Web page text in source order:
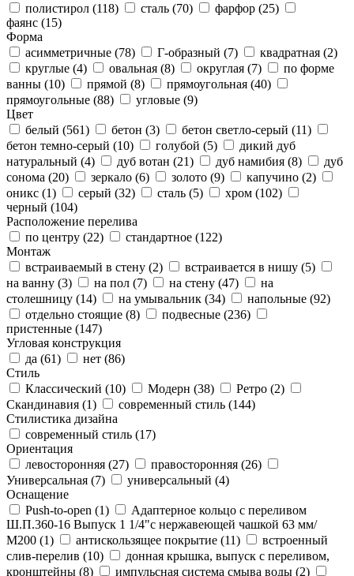
полистирол (118) сталь (70) фарфор (25)
фаянс (15)
Форма
асимметричные (78) Г-образный (7) квадратная (2)
круглые (4) овальная (8) округлая (7)
по форме
ванны (10) прямой (8) прямоугольная (40)
прямоугольные (88) угловые (9)
Цвет
белый (561) бетон (3) бетон светло-серый (11)
бетон темно-серый (10) голубой (5)
дикий дуб
натуральный (4) дуб вотан (21) дуб намибия (8)
дуб
сонома (20) зеркало (6) золото (9) капучино (2)
оникс (1) серый (32) сталь (5) хром (102)
черный (104)
Расположение перелива
по центру (22) стандартное (122)
Монтаж
встраиваемый в стену (2) встраивается в нишу (5)
на ванну (3) на пол (7) на стену (47)
на
столешницу (14) на умывальник (34) напольные (92)
отдельно стоящие (8) подвесные (236)
пристенные (147)
Угловая конструкция
да (61) нет (86)
Стиль
Классический (10) Модерн (38) Ретро (2)
Скандинавия (1) современный стиль (144)
Стилистика дизайна
современный стиль (17)
Ориентация
левосторонняя (27) правосторонняя (26)
Универсальная (7) универсальный (4)
Оснащение
Push-to-open (1)
Адаптерное кольцо с переливом
Ш.П.360-16 Выпуск 1 1/4"с нержавеющей чашкой 63 мм/
М200 (1) антискользящее покрытие (11)
встроенный
слив-перелив (10)
донная крышка, выпуск с переливом,
кронштейны (8) импульсная система смыва воды (2)